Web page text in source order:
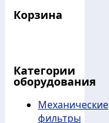
Корзина
Категории
оборудования
Механические
фильтры